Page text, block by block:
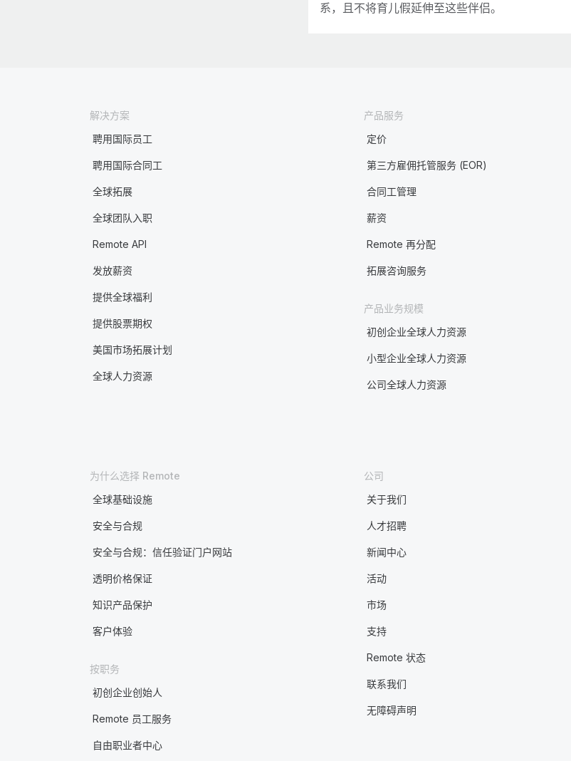
系，且不将育儿假延伸至这些伴侣。
解决方案
聘用国际员工
聘用国际合同工
全球拓展
全球团队入职
Remote API
发放薪资
提供全球福利
提供股票期权
美国市场拓展计划
全球人力资源
产品服务
定价
第三方雇佣托管服务 (EOR)
合同工管理
薪资
Remote 再分配
拓展咨询服务
产品业务规模
初创企业全球人力资源
小型企业全球人力资源
公司全球人力资源
为什么选择 Remote
全球基础设施
安全与合规
安全与合规：信任验证门户网站
透明价格保证
知识产品保护
客户体验
按职务
初创企业创始人
Remote 员工服务
自由职业者中心
公司
关于我们
人才招聘
新闻中心
活动
市场
支持
Remote 状态
联系我们
无障碍声明